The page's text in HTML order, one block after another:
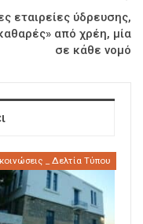
εταιρείες ύδρευσης,
από χρέη, μία
σε κάθε νομό
_ Δελτία Τύπου